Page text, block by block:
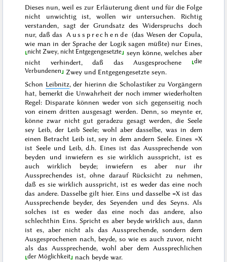
Dieses nun, weil es zur Erläuterung dient und für die Folge
nicht unwichtig ist, wollen wir untersuchen. Richtig
verstanden, sagt der Grundsatz des Widerspruchs doch
nur, daß das Aussprechende (das Wesen der Copula,
wie man in der Sprache der Logik sagen müßte) nur Eines,
nicht Zwey, nicht Entgegengesetzte
seyn könne, welches aber
nicht verhindert, daß das Ausgesprochene
die
Verbundenen
Zwey und Entgegengesetzte seyn.
Schon Leibnitz, der hierinn die Scholastiker zu Vorgängern
hat, bemerkt die Unwahrheit der noch immer wiederholten
Regel: Disparate können weder von sich gegenseitig noch
von einem dritten ausgesagt werden. Denn, so meynte er,
könne zwar nicht gut geradezu gesagt werden, die Seele
sey Leib, der Leib Seele; wohl aber dasselbe, was in dem
einen Betracht Leib ist, sey in dem andern Seele. Eines =X
ist Seele und Leib, d.h. Eines ist das Aussprechende von
beyden und inwiefern es sie wirklich ausspricht, ist es
auch wirklich beyde; inwiefern es aber nur ihr
Aussprechendes ist, ohne darauf Rücksicht zu nehmen,
daß es sie wirklich ausspricht, ist es weder das eine noch
das andere. Dasselbe gilt hier. Eins und dasselbe =X ist das
Aussprechende beyder, des Seyenden und des Seyns. Als
solches ist es weder das eine noch das andere, also
schlechthin Eins. Spricht es aber beyde wirklich aus, dann
ist es, aber nicht als das Aussprechende, sondern dem
Ausgesprochenen nach, beyde, so wie es auch zuvor, nicht
als das Aussprechende, wohl aber dem Aussprechlichen
der Möglichkeit
nach beyde war.